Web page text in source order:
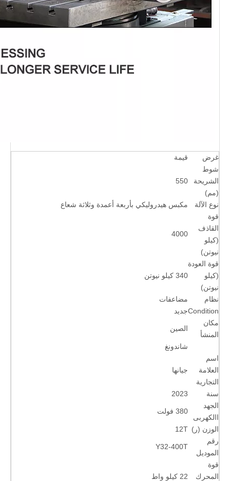
غرض
قيمة
شوط
الشريحة
(مم)
550
نوع الآلة
مكبس هيدروليكي بأربعة أعمدة وثلاثة شعاع
قوة
القاذف
(كيلو
نيوتن)
4000
قوة العودة
(كيلو
نيوتن)
340 كيلو نيوتن
نظام
مضاعفات
Conditionجديد
مكان
المنشأ
الصين
شاندونغ
اسم
العلامة
التجارية
جيانها
سنة
2023
الجهد
االكهربى
380 فولت
الوزن (ر) 12T
رقم
الموديل
Y32-400T
قوة
المحرك
22 كيلو واط